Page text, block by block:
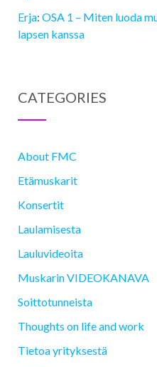
Erja: OSA 1 ­– Miten luoda
lapsen kanssa
CATEGORIES
About FMC
Etämuskarit
Konsertit
Laulamisesta
Lauluvideoita
Muskarin VIDEOKANAVA
Soittotunneista
Thoughts on life and work
Tietoa yrityksestä